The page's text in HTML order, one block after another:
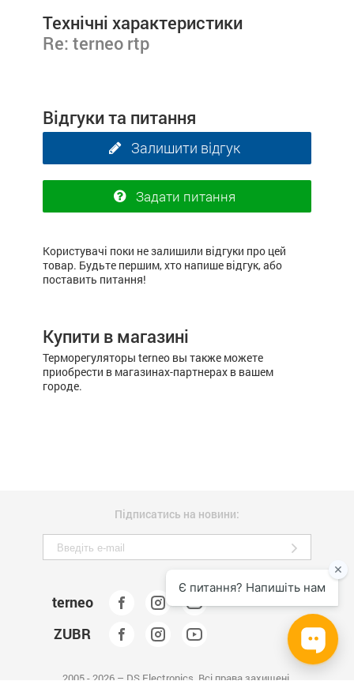
Технічні характеристики
Re: terneo rtp
Відгуки та питання
Залишити відгук
Задати питання
Користувачі поки не залишили відгуки про цей
товар. Будьте першим, хто напише відгук, або
поставить питання!
Купити в магазині
Терморегуляторы terneo вы также можете
приобрести в магазинах-партнерах в вашем
городе.
Підписатись на новини:
terneo
ZUBR
2005 - 2026 – DS Electronics. Всі права захищені.